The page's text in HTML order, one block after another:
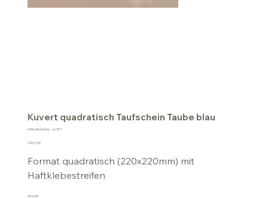
Kuvert quadratisch Taufschein Taube blau
Artikelnummer:
Artikelnummer:
kv747
Preis
1,80 CHF
Format quadratisch (220x220mm) mit
Haftklebestreifen
Anzahl